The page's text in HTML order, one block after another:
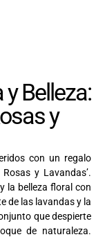
Belleza:
y
con un regalo
y Lavandas’.
la belleza floral con
de las lavandas y la
que despierte
de naturaleza.